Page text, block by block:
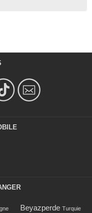
Beyazperde Turquie